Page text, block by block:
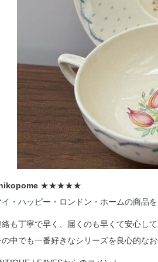
★★★★★
イ・ハッピー・ロンドン・ホームの商品
絡も丁寧で早く、届くのも早くて安心し
の中でも一番好きなシリーズを良心的な